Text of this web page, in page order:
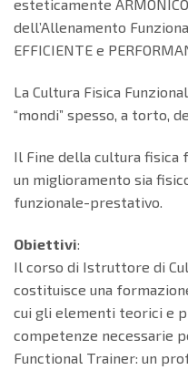
esteticamente
dell’Allenamento
EFFICIENTE e
La Cultura Fisica
“mondi” spesso, a torto,
Il Fine della cultura
un miglioramento sia
funzionale-prestativo.
Obiettivi:
Il corso di Istruttore di
costituisce una
cui gli elementi teorici e
competenze necessarie
Functional Trainer: un